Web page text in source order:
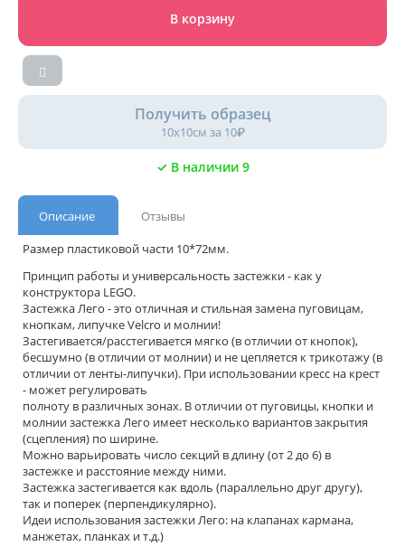
В корзину
Получить образец
10х10см за 10₽
✓ В наличии 9
Описание
Отзывы
Размер пластиковой части 10*72мм.
Принцип работы и универсальность застежки - как у
конструктора LEGO.
Застежка Лего - это отличная и стильная замена пуговицам,
кнопкам, липучке Velcro и молнии!
Застегивается/расстегивается мягко (в отличии от кнопок),
бесшумно (в отличии от молнии) и не цепляется к трикотажу (в
отличии от ленты-липучки). При использовании кресс на крест
- может регулировать
полноту в различных зонах. В отличии от пуговицы, кнопки и
молнии застежка Лего имеет несколько вариантов закрытия
(сцепления) по ширине.
Можно варьировать число секций в длину (от 2 до 6) в
застежке и расстояние между ними.
Застежка застегивается как вдоль (параллельно друг другу),
так и поперек (перпендикулярно).
Идеи использования застежки Лего: на клапанах кармана,
манжетах, планках и т.д.)